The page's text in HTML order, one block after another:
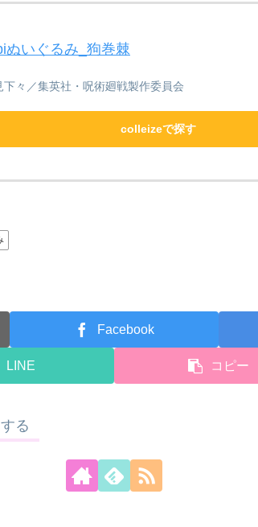
ぬいぐるみ_狗巻棘
々／集英社・呪術廻戦製作委員会
colleizeで探す
Facebook
LINE コピー
る